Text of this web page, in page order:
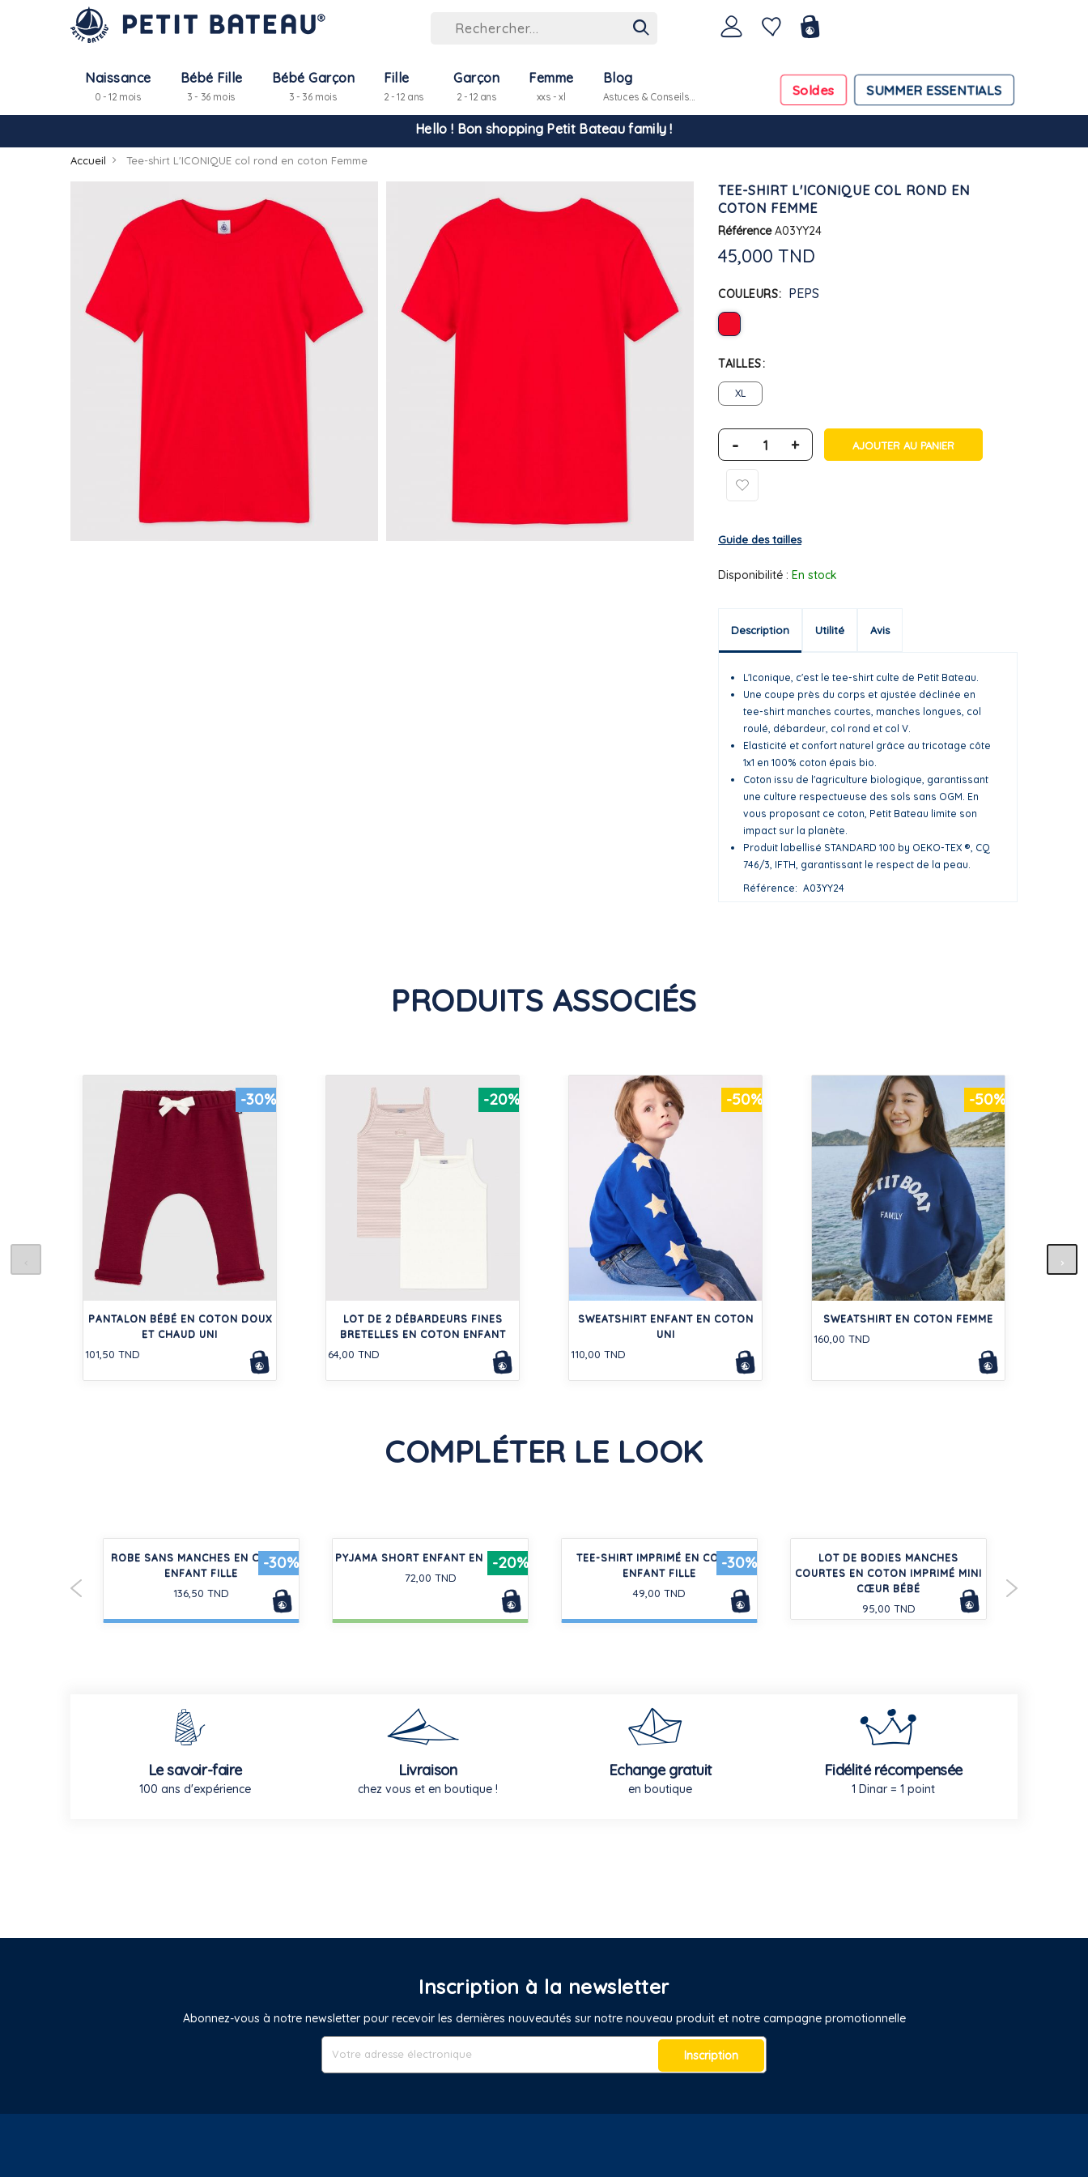
Naissance
0 - 12 mois
Bébé Fille
3 - 36 mois
Bébé Garçon
3 - 36 mois
Fille
2 - 12 ans
Garçon
2 - 12 ans
Femme
xxs - xl SUMMER ESSENTIALS
Soldes
Blog
Astuces & Conseils...
Hello ! Bon shopping Petit Bateau family !
La livraison est assurée partout en Tunisie !
-10% pour tout paiement par carte bancaire (hors promo)
Accueil Tee-shirt L'ICONIQUE col rond en coton Femme
TEE-SHIRT L'ICONIQUE COL ROND EN
COTON FEMME
Référence A03YY24
45,000 TND
COULEURS PEPS
TAILLES
XL
- + AJOUTER AU PANIER
Guide des tailles
Disponibilité : En stock
Description Utilité Avis
L'Iconique, c'est le tee-shirt culte de Petit Bateau.
Une coupe près du corps et ajustée déclinée en
tee-shirt manches courtes, manches longues, col
roulé, débardeur, col rond et col V.
Elasticité et confort naturel grâce au tricotage côte
1x1 en 100% coton épais bio.
Coton issu de l'agriculture biologique, garantissant
une culture respectueuse des sols sans OGM. En
vous proposant ce coton, Petit Bateau limite son
impact sur la planète.
Produit labellisé STANDARD 100 by OEKO-TEX ®, CQ
746/3, IFTH, garantissant le respect de la peau.
Référence
A03YY24
PRODUITS ASSOCIÉS
-30%
PANTALON BÉBÉ EN COTON DOUX
ET CHAUD UNI
101,50 TND
-20%
LOT DE 2 DÉBARDEURS FINES
BRETELLES EN COTON ENFANT
64,00 TND
-50%
SWEATSHIRT ENFANT EN COTON
UNI
110,00 TND
-50%
SWEATSHIRT EN COTON FEMME
160,00 TND
COMPLÉTER LE LOOK
-30%
ROBE SANS MANCHES EN COTON
ENFANT FILLE
136,50 TND
-20%
PYJAMA SHORT ENFANT EN COTON
72,00 TND
-30%
TEE-SHIRT IMPRIMÉ EN COTON
ENFANT FILLE
49,00 TND
LOT DE BODIES MANCHES
COURTES EN COTON IMPRIMÉ MINI
CŒUR BÉBÉ
95,00 TND
Le savoir-faire
100 ans d'expérience
Livraison
chez vous et en boutique !
Echange gratuit
en boutique
Fidélité récompensée
1 Dinar = 1 point
Inscription à la newsletter
Abonnez-vous à notre newsletter pour recevoir les dernières nouveautés sur notre nouveau produit et notre campagne promotionnelle
Inscription